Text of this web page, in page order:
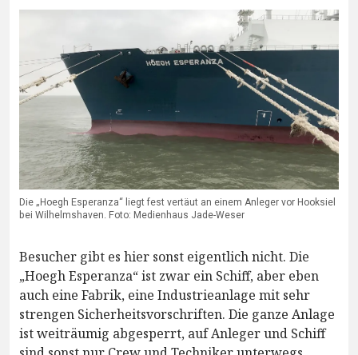
Die „Hoegh Esperanza“ liegt fest vertäut an einem Anleger vor Hooksiel
bei Wilhelmshaven. Foto: Medienhaus Jade-Weser
Besucher gibt es hier sonst eigentlich nicht. Die
„Hoegh Esperanza“ ist zwar ein Schiff, aber eben
auch eine Fabrik, eine Industrieanlage mit sehr
strengen Sicherheitsvorschriften. Die ganze Anlage
ist weiträumig abgesperrt, auf Anleger und Schiff